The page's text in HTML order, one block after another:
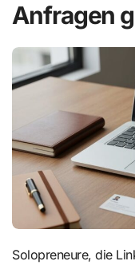
Anfragen
Solopreneure, die